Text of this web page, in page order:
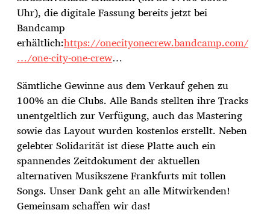
Uhr), die digitale Fassung bereits jetzt bei
Bandcamp
erhältlich:https://onecityonecrew.bandcamp.com/
…/one-city-one-crew…
Sämtliche Gewinne aus dem Verkauf gehen zu
100% an die Clubs. Alle Bands stellten ihre Tracks
unentgeltlich zur Verfügung, auch das Mastering
sowie das Layout wurden kostenlos erstellt. Neben
gelebter Solidarität ist diese Platte auch ein
spannendes Zeitdokument der aktuellen
alternativen Musikszene Frankfurts mit tollen
Songs. Unser Dank geht an alle Mitwirkenden!
Gemeinsam schaffen wir das!